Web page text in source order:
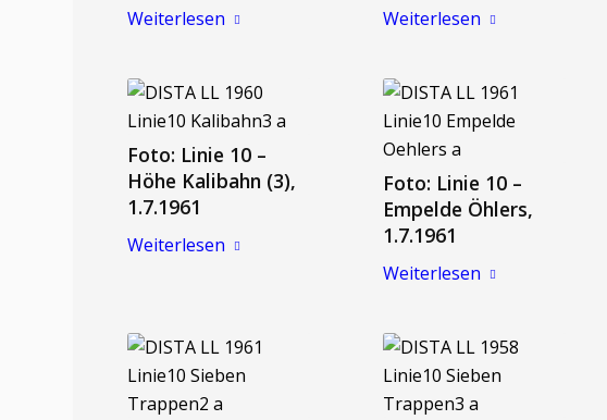
Weiterlesen Weiterlesen
Foto: Linie 10 –
Höhe Kalibahn (3),
1.7.1961
Weiterlesen
Foto: Linie 10 –
Empelde Öhlers,
1.7.1961
Weiterlesen